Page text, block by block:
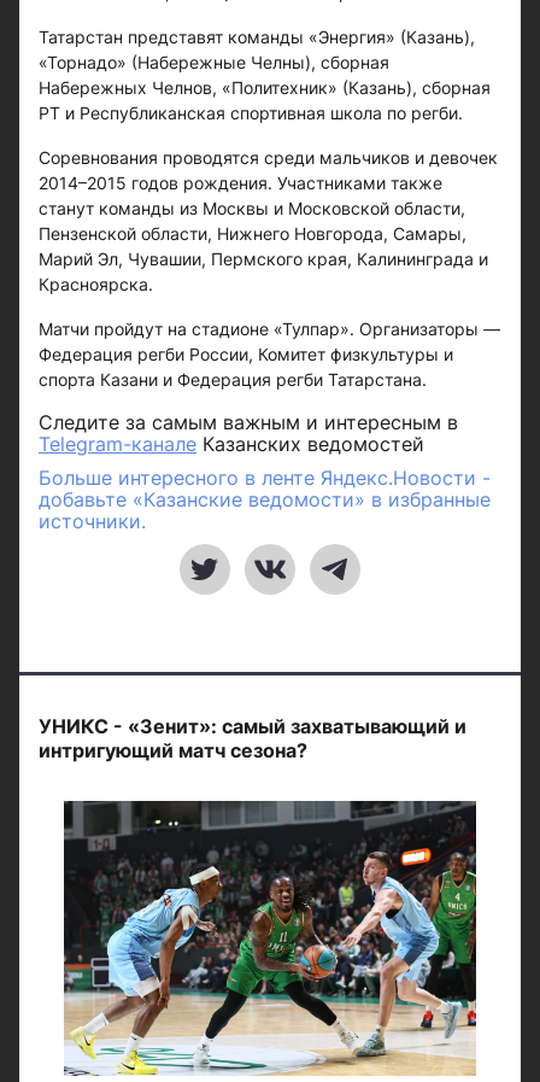
Татарстан представят команды «Энергия» (Казань),
«Торнадо» (Набережные Челны), сборная
Набережных Челнов, «Политехник» (Казань), сборная
РТ и Республиканская спортивная школа по регби.
Соревнования проводятся среди мальчиков и девочек
2014–2015 годов рождения. Участниками также
станут команды из Москвы и Московской области,
Пензенской области, Нижнего Новгорода, Самары,
Марий Эл, Чувашии, Пермского края, Калининграда и
Красноярска.
Матчи пройдут на стадионе «Тулпар». Организаторы —
Федерация регби России, Комитет физкультуры и
спорта Казани и Федерация регби Татарстана.
Следите за самым важным и интересным в
Telegram-канале Казанских ведомостей
Больше интересного в ленте Яндекс.Новости -
добавьте «Казанские ведомости» в избранные
источники.
УНИКС - «Зенит»: самый захватывающий и
интригующий матч сезона?